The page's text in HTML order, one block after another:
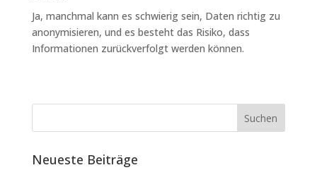
Ja, manchmal kann es schwierig sein, Daten richtig zu
anonymisieren, und es besteht das Risiko, dass
Informationen zurückverfolgt werden können.
Neueste Beiträge